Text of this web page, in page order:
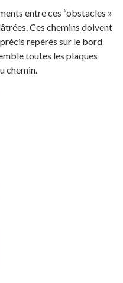
entre ces “obstacles »
Ces chemins doivent
repérés sur le bord
toutes les plaques
chemin.